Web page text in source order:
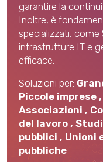
garantire la
Inoltre, è
specializzati, come
infrastrutture IT e
efficace.
Soluzioni per:
Piccole imprese ,
Associazioni ,
del lavoro ,
pubblici , Unioni
pubbliche